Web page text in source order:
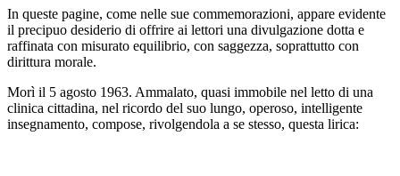
In queste pagine, come nelle sue commemorazioni, appare evidente
il precipuo desiderio di offrire ai lettori una divulgazione dotta e
raffinata con misurato equilibrio, con saggezza, soprattutto con
dirittura morale.
Morì il 5 agosto 1963. Ammalato, quasi immobile nel letto di una
clinica cittadina, nel ricordo del suo lungo, operoso, intelligente
insegnamento, compose, rivolgendola a se stesso, questa lirica: